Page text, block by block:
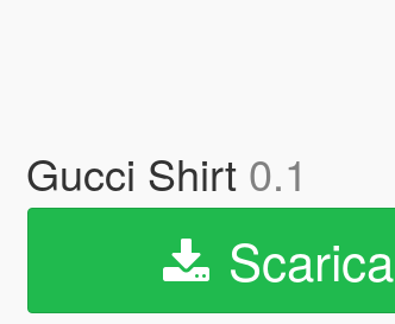
Gucci Shirt 0.1
Scarica